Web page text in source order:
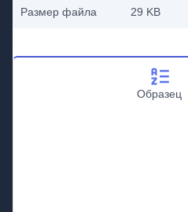
Размер файла 29 KB
Образец